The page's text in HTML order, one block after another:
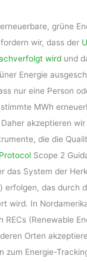
grüne
wir, dass der
wird und
Energie
nur eine Person
MWh
akzeptieren wir
die die
Scope 2
das System der
erfolgen, das durch
wird. In
RECs (Renewable
Orten
zum Energie-